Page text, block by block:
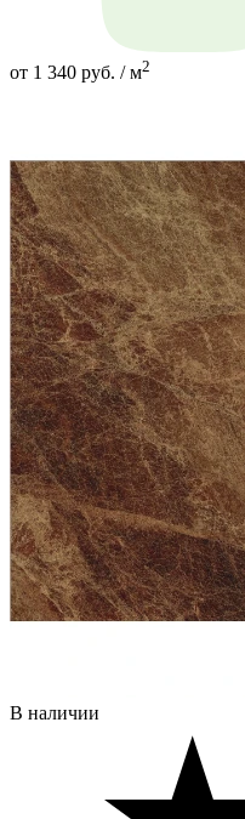
от 1 340 руб. / м2
В наличии